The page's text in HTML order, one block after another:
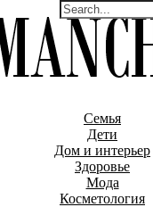
Семья
Дети
Дом и интерьер
Здоровье
Мода
Косметология